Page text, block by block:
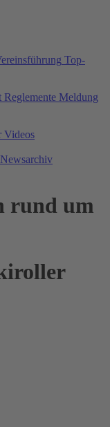
Top-
Reglemente Meldung
Videos
Newsarchiv
rund um